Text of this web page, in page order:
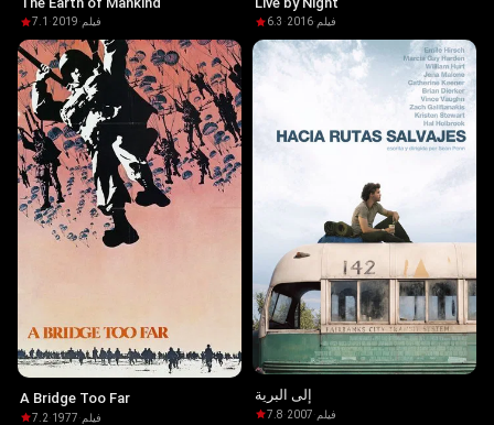
7.1 ·2019·فيلم 6.3 ·2016·فيلم
A Bridge Too Far
7.2·1977· فيلم
إلى البرية
7.8·2007· فيلم